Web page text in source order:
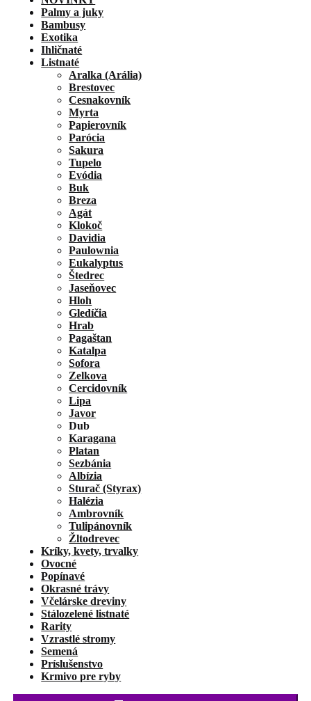
Palmy a juky
Bambusy
Exotika
Ihličnaté
Listnaté
Aralka (Arália)
Brestovec
Cesnakovník
Myrta
Papierovník
Parócia
Sakura
Tupelo
Evódia
Buk
Breza
Agát
Klokoč
Davidia
Paulownia
Eukalyptus
Štedrec
Jaseňovec
Hloh
Gledíčia
Hrab
Pagaštan
Katalpa
Sofora
Zelkova
Cercidovník
Lipa
Javor
Dub
Karagana
Platan
Sezbánia
Albízia
Sturač (Styrax)
Halézia
Ambrovník
Tulipánovník
Žltodrevec
Kríky, kvety, trvalky
Ovocné
Popínavé
Okrasné trávy
Včelárske dreviny
Stálozelené listnaté
Rarity
Vzrastlé stromy
Semená
Príslušenstvo
Krmivo pre ryby